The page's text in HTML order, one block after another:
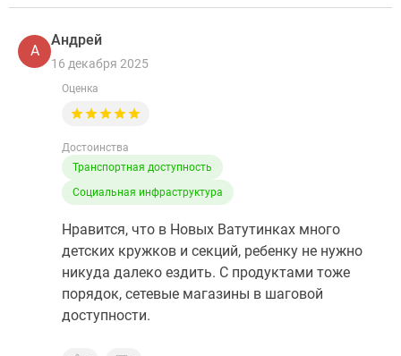
А
Андрей
16 декабря 2025
Оценка
Достоинства
Транспортная доступность
Социальная инфраструктура
Нравится, что в Новых Ватутинках много
детских кружков и секций, ребенку не нужно
никуда далеко ездить. С продуктами тоже
порядок, сетевые магазины в шаговой
доступности.